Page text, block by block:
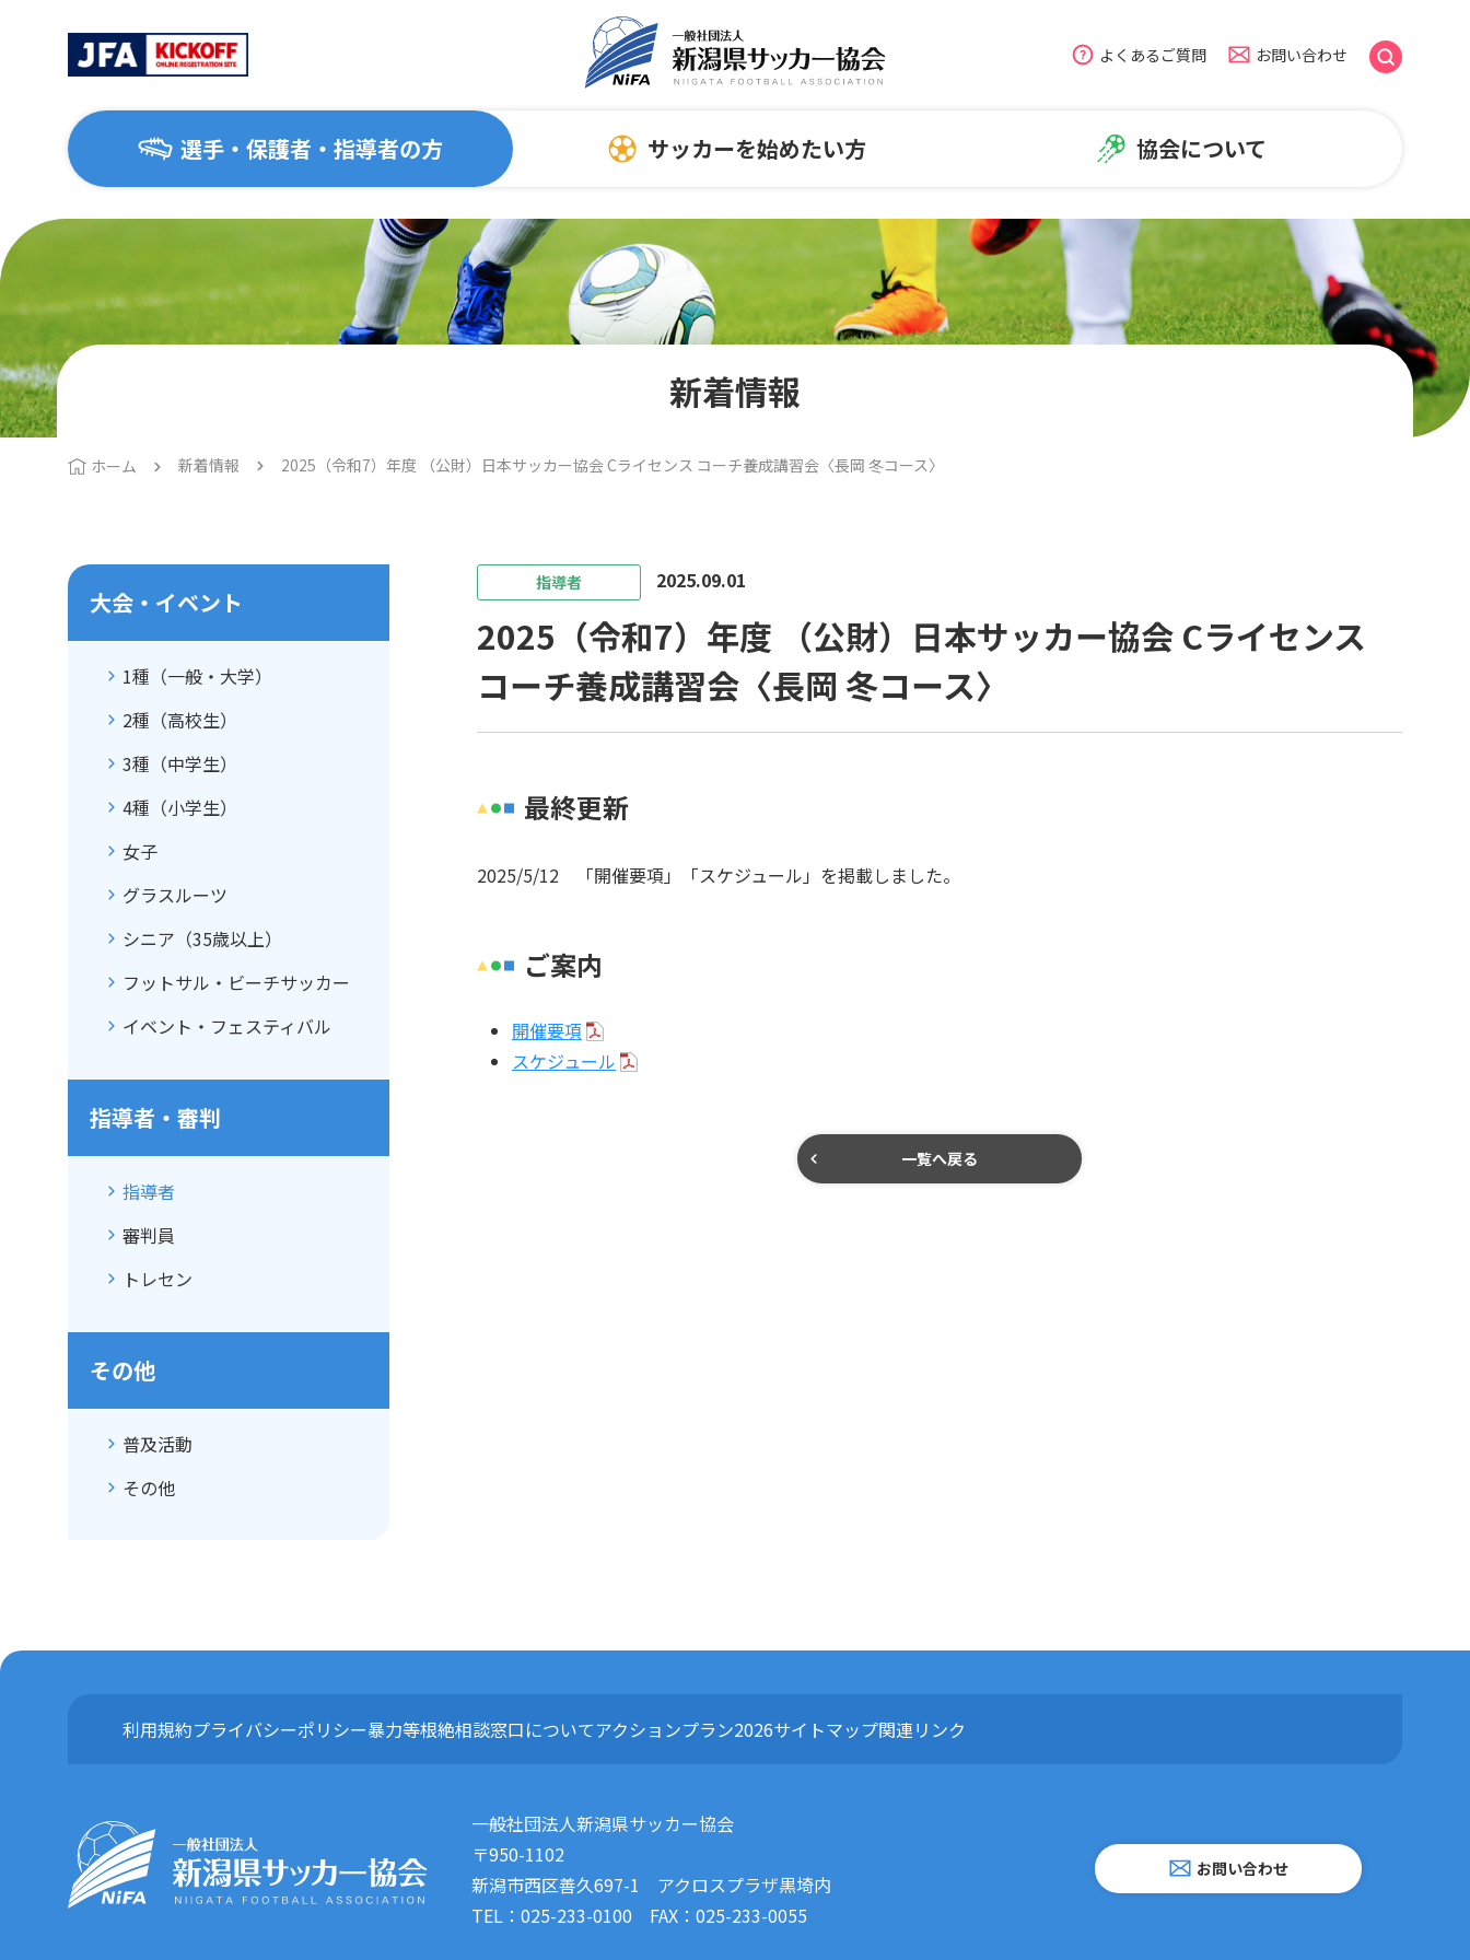
よくあるご質問 お問い合わせ
選手・保護者・指導者の方
大会・イベント
1種（一般・大学）
4種（小学生）
シニア（35歳以上）
フットサル・ビーチサッカー
イベント・フェスティバル
指導者向け情報
指導者
メディカル情報
広報・普及活動
NiFAニュース
サッカーを始めたい方
はじめてのサッカー サッカーを始める時のよくある質問
種別・選手登録とは
新潟県出身のJリーガー・
プロ選手
サッカースクール・チーム一覧
協会について
協会概要 委員会
連盟
地区協会
スポンサーについて
ホームページについて
新着情報
ホーム 新着情報 2025（令和7）年度 （公財）日本サッカー協会 Cライセンス コーチ養成講習会〈長岡 冬コース〉
指導者 2025.09.01
2025（令和7）年度 （公財）日本サッカー協会 Cライセンス
コーチ養成講習会〈長岡 冬コース〉
最終更新
2025/5/12 「開催要項」「スケジュール」を掲載しました。
ご案内
開催要項
スケジュール
一覧へ戻る
大会・イベント
1種（一般・大学）
2種（高校生）
3種（中学生）
4種（小学生）
女子
グラスルーツ
シニア（35歳以上）
フットサル・ビーチサッカー
イベント・フェスティバル
指導者・審判
指導者
審判員
トレセン
その他
普及活動
その他
利用規約プライバシーポリシー暴力等根絶相談窓口についてアクションプラン2026サイトマップ関連リンク
一般社団法人新潟県サッカー協会
〒950-1102
新潟市西区善久697-1 アクロスプラザ黒埼内
TEL：025-233-0100 FAX：025-233-0055
お問い合わせ